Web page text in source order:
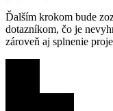
Ďalším krokom bude
dotazníkom, čo je
zároveň aj splnenie